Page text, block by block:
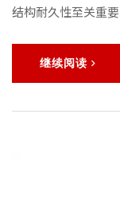
结构耐久性至关重
继续阅读